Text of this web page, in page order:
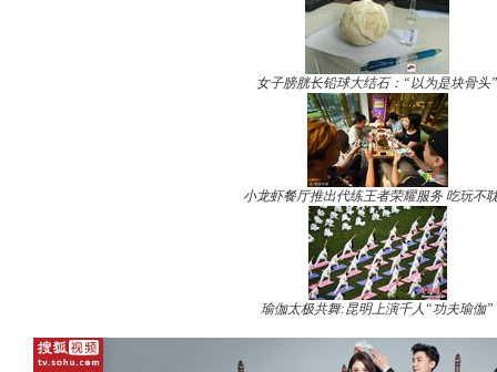
女子膀胱长铅球大结石：“以为是块骨头”
小龙虾餐厅推出代练王者荣耀服务 吃玩不
瑜伽太极共舞:昆明上演千人“功夫瑜伽”